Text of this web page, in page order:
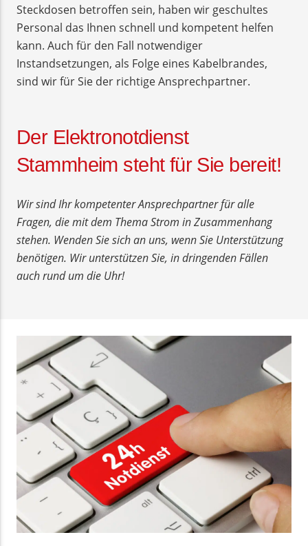
Steckdosen betroffen sein, haben wir geschultes
Personal das Ihnen schnell und kompetent helfen
kann. Auch für den Fall notwendiger
Instandsetzungen, als Folge eines Kabelbrandes,
sind wir für Sie der richtige Ansprechpartner.
Der Elektronotdienst
Stammheim steht für Sie bereit!
Wir sind Ihr kompetenter Ansprechpartner für alle
Fragen, die mit dem Thema Strom in Zusammenhang
stehen. Wenden Sie sich an uns, wenn Sie Unterstützung
benötigen. Wir unterstützen Sie, in dringenden Fällen
auch rund um die Uhr!